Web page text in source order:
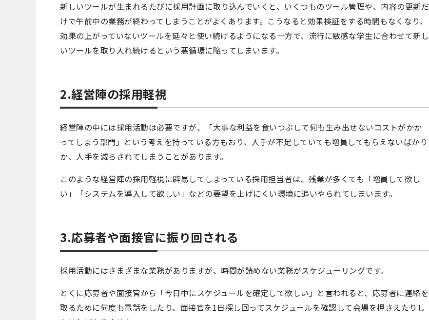
新しいツールが生まれるたびに採用計画に取り込んでいくと、いくつものツール管理や、内容の更新だ
けで午前中の業務が終わってしまうことがよくあります。こうなると効果検証をする時間もなくなり、
効果の上がっていないツールを延々と使い続けるようになる一方で、流行に敏感な学生に合わせて新し
いツールを取り入れ続けるという悪循環に陥ってしまいます。
2.経営陣の採用軽視
経営陣の中には採用活動は必要ですが、「大事な利益を食いつぶして何も生み出せないコストがかか
ってしまう部門」という考えを持っている方もおり、人手が不足していても増員してもらえないばかり
か、人手を減らされてしまうことがあります。
このような経営陣の採用軽視に辟易してしまっている採用担当者は、残業が多くても「増員して欲し
い」「システムを導入して欲しい」などの要望を上げにくい環境に追いやられてしまいます。
3.応募者や面接官に振り回される
採用活動にはさまざまな業務がありますが、時間が読めない業務がスケジューリングです。
とくに応募者や面接官から「今日中にスケジュールを確定して欲しい」と言われると、応募者に連絡を
取るために何度も電話をしたり、面接官を1日探し回ってスケジュールを確認して会場を押さえたりし